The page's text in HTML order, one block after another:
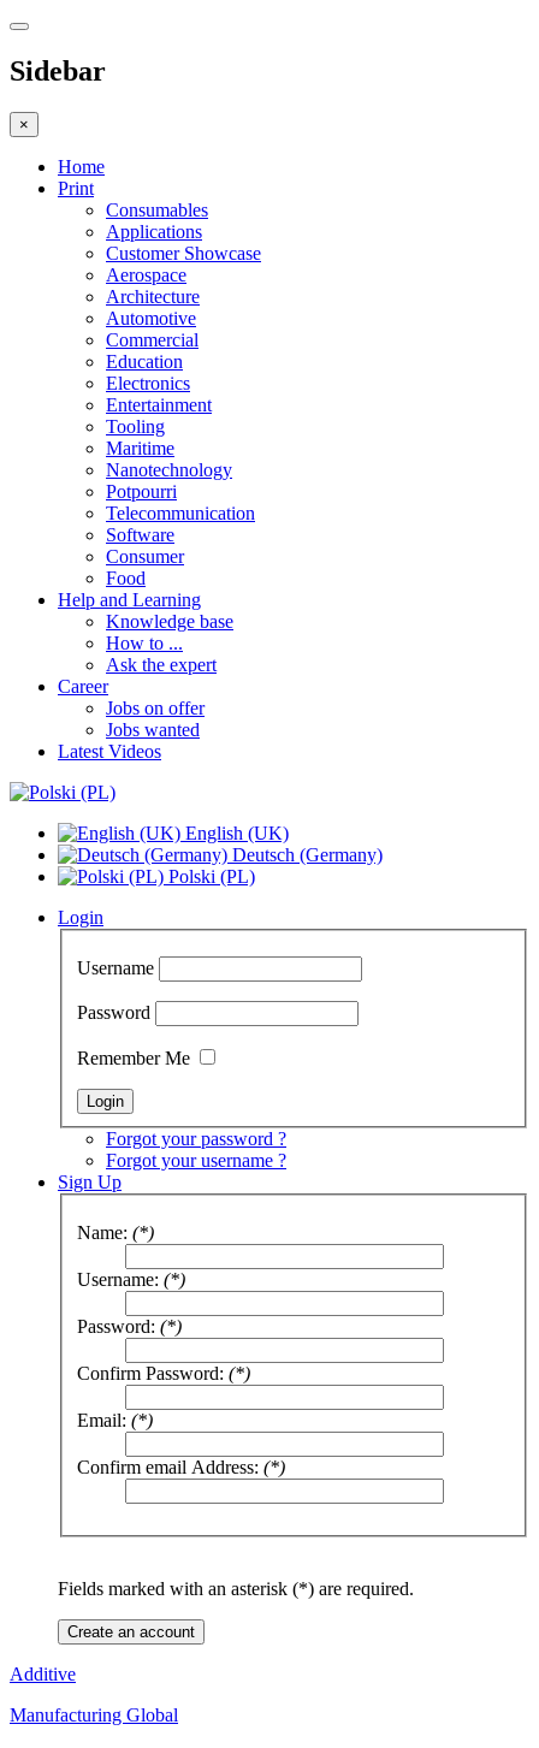
Sidebar
×
Home
Print
Consumables
Applications
Customer Showcase
Aerospace
Architecture
Automotive
Commercial
Education
Electronics
Entertainment
Tooling
Maritime
Nanotechnology
Potpourri
Telecommunication
Software
Consumer
Food
Help and Learning
Knowledge base
How to ...
Ask the expert
Career
Jobs on offer
Jobs wanted
Latest Videos
English (UK)
Deutsch (Germany)
Polski (PL)
Login
Username
Password
Remember Me
Forgot your password ?
Forgot your username ?
Sign Up
Name: (*)
Username: (*)
Password: (*)
Confirm Password: (*)
Email: (*)
Confirm email Address: (*)
Fields marked with an asterisk (*) are required.
Create an account
Additive
Manufacturing Global